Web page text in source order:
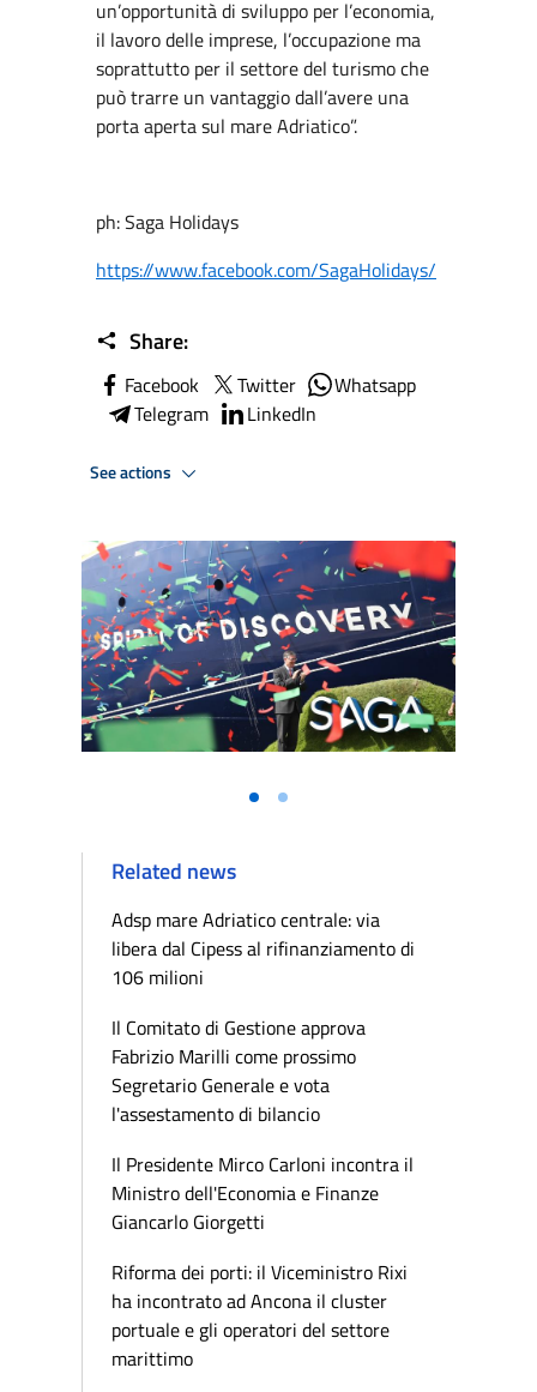
un’opportunità di sviluppo per l’economia,
il lavoro delle imprese, l’occupazione ma
soprattutto per il settore del turismo che
può trarre un vantaggio dall’avere una
porta aperta sul mare Adriatico”.
ph: Saga Holidays
https://www.facebook.com/SagaHolidays/
Share:
Facebook Twitter
Whatsapp
Telegram
LinkedIn
See actions
Related news
Adsp mare Adriatico centrale: via
libera dal Cipess al rifinanziamento di
106 milioni
Il Comitato di Gestione approva
Fabrizio Marilli come prossimo
Segretario Generale e vota
l'assestamento di bilancio
Il Presidente Mirco Carloni incontra il
Ministro dell'Economia e Finanze
Giancarlo Giorgetti
Riforma dei porti: il Viceministro Rixi
ha incontrato ad Ancona il cluster
portuale e gli operatori del settore
marittimo